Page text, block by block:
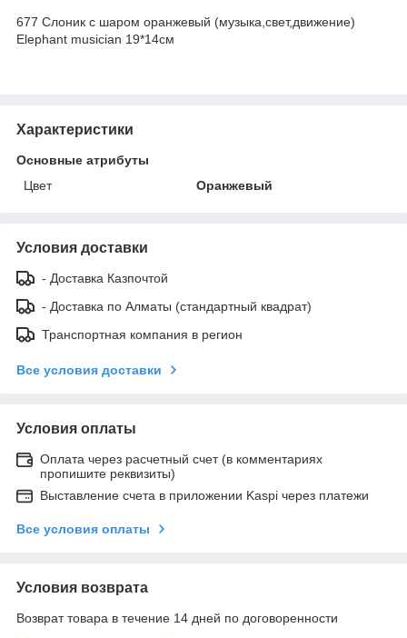
677 Слоник с шаром оранжевый (музыка,свет,движение)
Elephant musician 19*14см
Характеристики
Основные атрибуты
Цвет
Оранжевый
Условия доставки
- Доставка Казпочтой
- Доставка по Алматы (стандартный квадрат)
Транспортная компания в регион
Все условия доставки
Условия оплаты
Оплата через расчетный счет (в комментариях
пропишите реквизиты)
Выставление счета в приложении Kaspi через платежи
Все условия оплаты
Условия возврата
Возврат товара в течение 14 дней по договоренности